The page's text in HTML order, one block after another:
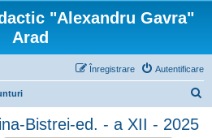
"Alexandru Gavra"
Arad
Autentificare
Înregistrare
Bistrei-ed. - a XII - 2025